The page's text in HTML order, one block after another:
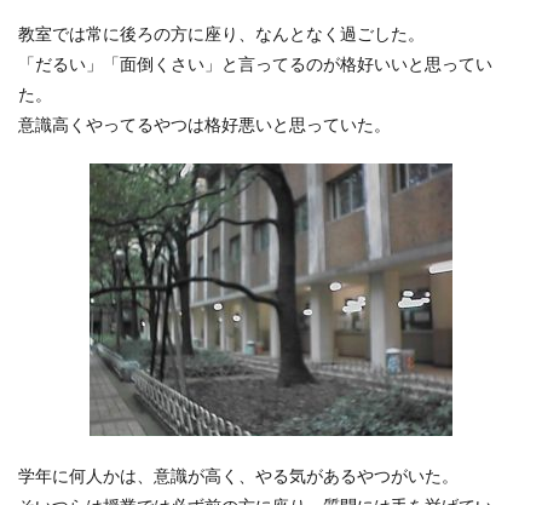
教室では常に後ろの方に座り、なんとなく過ごした。
「だるい」「面倒くさい」と言ってるのが格好いいと思ってい
た。
意識高くやってるやつは格好悪いと思っていた。
学年に何人かは、意識が高く、やる気があるやつがいた。